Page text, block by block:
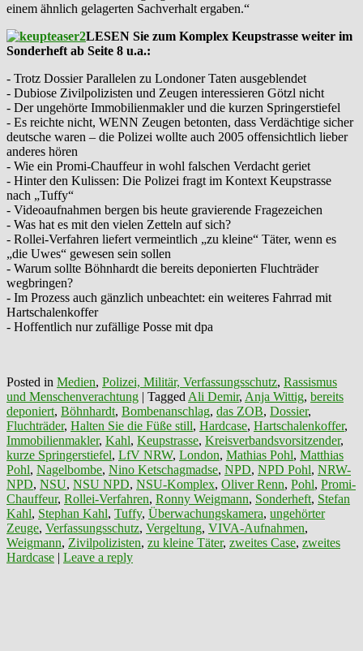
einem ähnlich gelagerten Sachverhalt ergaben.“
LESEN Sie zum Komplex Keupstrasse weiter im
Sonderheft ab Seite 8 u.a.:
- Trotz Dossier Parallelen zu Londoner Taten ausgeblendet
- Dubiose Zivilpolizisten und Zeugen interessieren Götzl nicht
- Der ungehörte Immobilienmakler und die kurzen Springerstiefel
- Es reichte nicht, WENN Zeugen betonten, dass Verdächtige sicher
deutsche waren – die Polizei wollte auch 2005 offensichtlich lieber
anderes hören
- Wie ein Promi-Chauffeur in wohl falschen Verdacht geriet
- Hinter den Kulissen: Die Polizei fragt im Kontext Keupstrasse
nach „Tuffy“
- Videoaufnahmen bergen bis heute gravierende Fragezeichen
- Was hat es mit den vielen Zetteln auf sich?
- Rollei-Verfahren liefert vermeintlich „zu kleine“ Täter, wenn es
„die Uwes“ gewesen sein sollen
- Warum sollte Böhnhardt die bereits deponierten Fluchträder
wegbringen?
- Im Prozess auch gänzlich unbeachtet: ein weiteres Fahrrad mit
Hartschalenkoffer
- Hoffentlich nur zufällige Posse mit dpa
Posted in Medien, Polizei, Militär, Verfassungsschutz, Rassismus
und Menschenverachtung | Tagged Ali Demir, Anja Wittig, bereits
deponiert, Böhnhardt, Bombenanschlag, das ZOB, Dossier,
Fluchträder, Halten Sie die Füße still, Hardcase, Hartschalenkoffer,
Immobilienmakler, Kahl, Keupstrasse, Kreisverbandsvorsitzender,
kurze Springerstiefel, LfV NRW, London, Mathias Pohl, Matthias
Pohl, Nagelbombe, Nino Ketschagmadse, NPD, NPD Pohl, NRW-
NPD, NSU, NSU NPD, NSU-Komplex, Oliver Renn, Pohl, Promi-
Chauffeur, Rollei-Verfahren, Ronny Weigmann, Sonderheft, Stefan
Kahl, Stephan Kahl, Tuffy, Überwachungskamera, ungehörter
Zeuge, Verfassungsschutz, Vergeltung, VIVA-Aufnahmen,
Weigmann, Zivilpolizisten, zu kleine Täter, zweites Case, zweites
Hardcase | Leave a reply